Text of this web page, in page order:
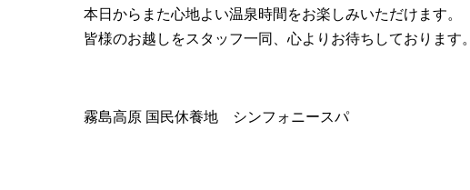
本日からまた心地よい温泉時間をお楽しみいただけます。
皆様のお越しをスタッフ一同、心よりお待ちしております。
霧島高原 国民休養地 シンフォニースパ